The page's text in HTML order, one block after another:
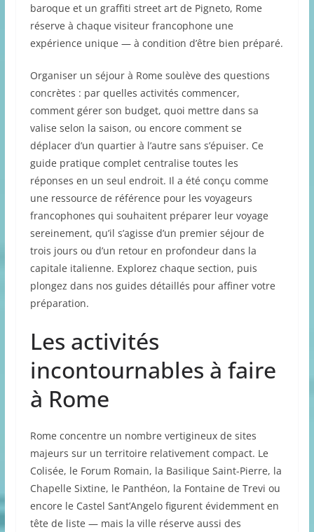
baroque et un graffiti street art de Pigneto, Rome
réserve à chaque visiteur francophone une
expérience unique — à condition d’être bien préparé.
Organiser un séjour à Rome soulève des questions
concrètes : par quelles activités commencer,
comment gérer son budget, quoi mettre dans sa
valise selon la saison, ou encore comment se
déplacer d’un quartier à l’autre sans s’épuiser. Ce
guide pratique complet centralise toutes les
réponses en un seul endroit. Il a été conçu comme
une ressource de référence pour les voyageurs
francophones qui souhaitent préparer leur voyage
sereinement, qu’il s’agisse d’un premier séjour de
trois jours ou d’un retour en profondeur dans la
capitale italienne. Explorez chaque section, puis
plongez dans nos guides détaillés pour affiner votre
préparation.
Les activités
incontournables à faire
à Rome
Rome concentre un nombre vertigineux de sites
majeurs sur un territoire relativement compact. Le
Colisée, le Forum Romain, la Basilique Saint-Pierre, la
Chapelle Sixtine, le Panthéon, la Fontaine de Trevi ou
encore le Castel Sant’Angelo figurent évidemment en
tête de liste — mais la ville réserve aussi des